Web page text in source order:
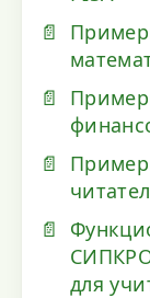
для